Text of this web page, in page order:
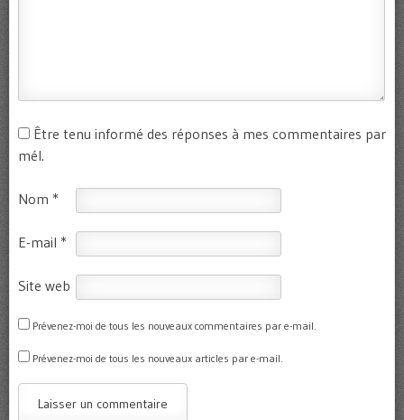
Être tenu informé des réponses à mes commentaires par
mél.
Nom *
E-mail *
Site web
Prévenez-moi de tous les nouveaux commentaires par e-mail.
Prévenez-moi de tous les nouveaux articles par e-mail.